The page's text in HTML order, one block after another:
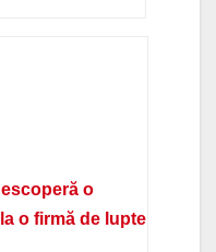
o
o firmă de lupte